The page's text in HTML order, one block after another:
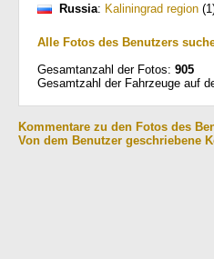
Russia: Kaliningrad region
Alle Fotos des Benutzers
Gesamtanzahl der Fotos: 905
Gesamtzahl der Fahrzeuge auf
Kommentare zu den Fotos des
Von dem Benutzer geschriebene